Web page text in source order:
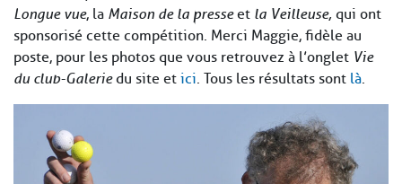
Longue vue, la Maison de la presseet la Veilleuse, qui ont
sponsorisé cette compétition. Merci Maggie, fidèle au
poste, pour les photos que vous retrouvez à l’onglet Vie
du club-Galeriedu site et ici. Tous les résultats sont là.